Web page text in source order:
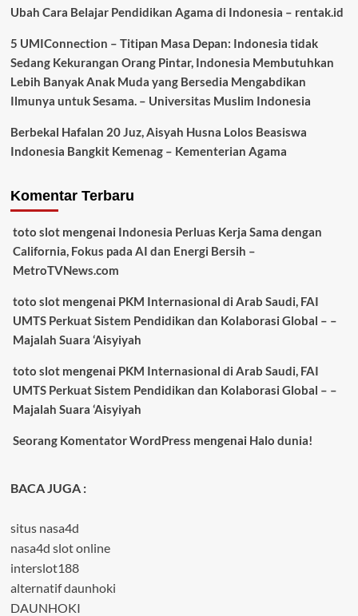
Ubah Cara Belajar Pendidikan Agama di Indonesia – rentak.id
5 UMIConnection – Titipan Masa Depan: Indonesia tidak
Sedang Kekurangan Orang Pintar, Indonesia Membutuhkan
Lebih Banyak Anak Muda yang Bersedia Mengabdikan
Ilmunya untuk Sesama. – Universitas Muslim Indonesia
Berbekal Hafalan 20 Juz, Aisyah Husna Lolos Beasiswa
Indonesia Bangkit Kemenag – Kementerian Agama
Komentar Terbaru
toto slotmengenai Indonesia Perluas Kerja Sama dengan
California, Fokus pada AI dan Energi Bersih –
MetroTVNews.com
toto slotmengenai PKM Internasional di Arab Saudi, FAI
UMTS Perkuat Sistem Pendidikan dan Kolaborasi Global – –
Majalah Suara ‘Aisyiyah
toto slotmengenai PKM Internasional di Arab Saudi, FAI
UMTS Perkuat Sistem Pendidikan dan Kolaborasi Global – –
Majalah Suara ‘Aisyiyah
Seorang Komentator WordPress mengenai Halo dunia!
BACA JUGA :
situs nasa4d
nasa4d slot online
interslot188
alternatif daunhoki
DAUNHOKI